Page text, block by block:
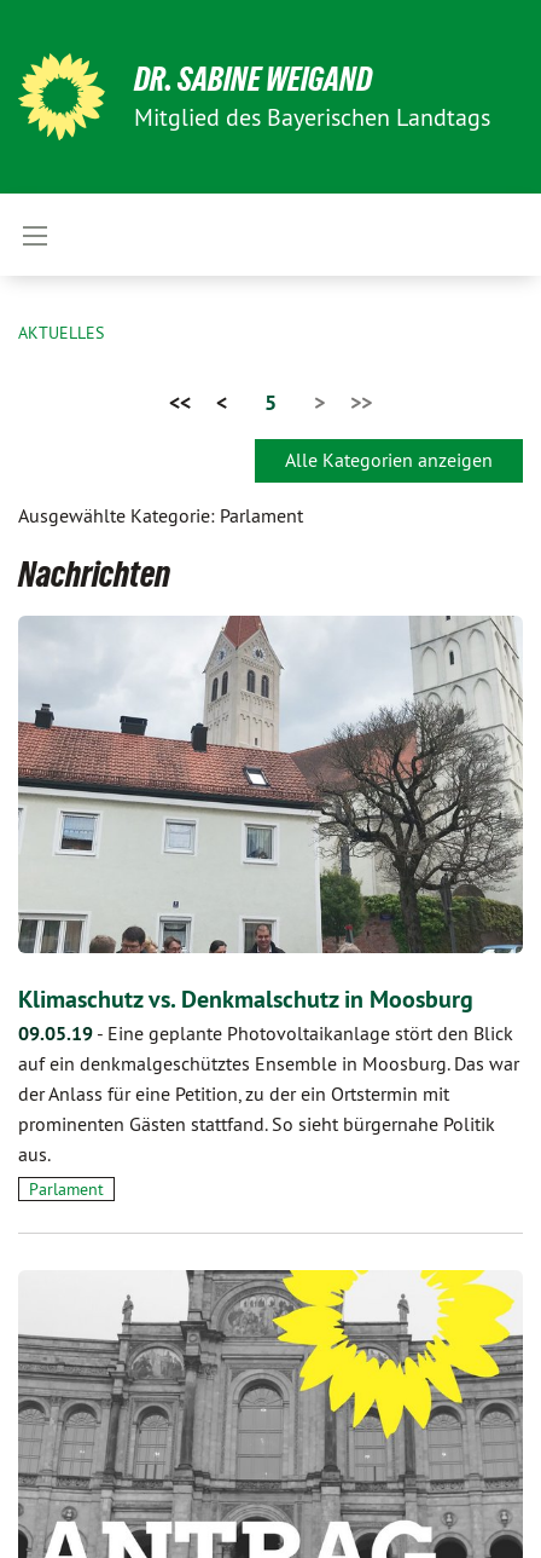
DR. SABINE WEIGAND
Mitglied des Bayerischen Landtags
AKTUELLES
<< < 5 > >>
Alle Kategorien anzeigen
Ausgewählte Kategorie: Parlament
Nachrichten
Klimaschutz vs. Denkmalschutz in Moosburg
09.05.19 - Eine geplante Photovoltaikanlage stört den Blick
auf ein denkmalgeschütztes Ensemble in Moosburg. Das war
der Anlass für eine Petition, zu der ein Ortstermin mit
prominenten Gästen stattfand. So sieht bürgernahe Politik
aus.
Parlament